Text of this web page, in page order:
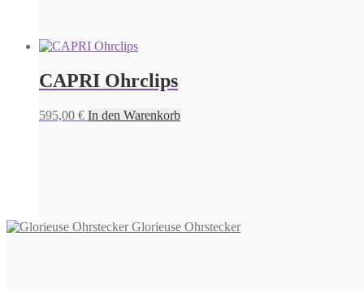
CAPRI Ohrclips
595,00 € In den Warenkorb
Glorieuse Ohrstecker